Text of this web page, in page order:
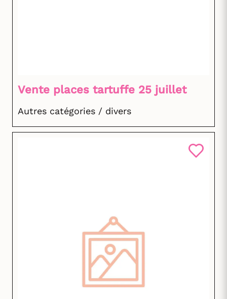
Vente places tartuffe 25 juillet
Autres catégories / divers